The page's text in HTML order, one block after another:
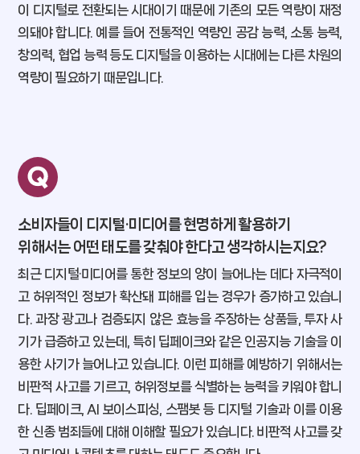
이 디지털로 전환되는 시대이기 때문에 기존의 모든 역량이 재정
의돼야 합니다. 예를 들어 전통적인 역량인 공감 능력, 소통 능력,
창의력, 협업 능력 등도 디지털을 이용하는 시대에는 다른 차원의
역량이 필요하기 때문입니다.
소비자들이 디지털·미디어를 현명하게 활용하기
위해서는 어떤 태도를 갖춰야 한다고 생각하시는지요?
최근 디지털·미디어를 통한 정보의 양이 늘어나는 데다 자극적이
고 허위적인 정보가 확산돼 피해를 입는 경우가 증가하고 있습니
다. 과장 광고나 검증되지 않은 효능을 주장하는 상품들, 투자 사
기가 급증하고 있는데, 특히 딥페이크와 같은 인공지능 기술을 이
용한 사기가 늘어나고 있습니다. 이런 피해를 예방하기 위해서는
비판적 사고를 기르고, 허위정보를 식별하는 능력을 키워야 합니
다. 딥페이크, AI 보이스피싱, 스팸봇 등 디지털 기술과 이를 이용
한 신종 범죄들에 대해 이해할 필요가 있습니다. 비판적 사고를 갖